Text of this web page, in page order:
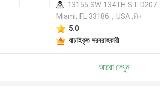
13155 SW 134TH ST. D207
Miami, FL 33186，USA ,চীন
5.0
যাচাইকৃত সরবরাহকারী
আরো দেখুন